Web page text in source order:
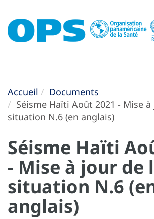
Accueil
Documents
Séisme Haïti Août 2021 - Mise
situation N.6 (en anglais)
Séisme Haïti
- Mise à jour de
situation N.6
anglais)